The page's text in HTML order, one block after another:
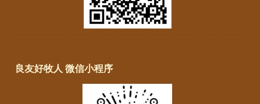
良友好牧人 微信小程序